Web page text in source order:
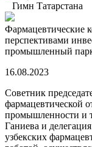
Гимн Татарстана
Фармацевтические
перспективами
промышленный
16.08.2023
Советник
фармацевтической
промышленности и
Ганиева и
узбекских